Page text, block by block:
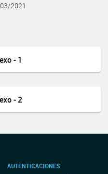
2021
- 1
- 2
AUTENTICACIONES